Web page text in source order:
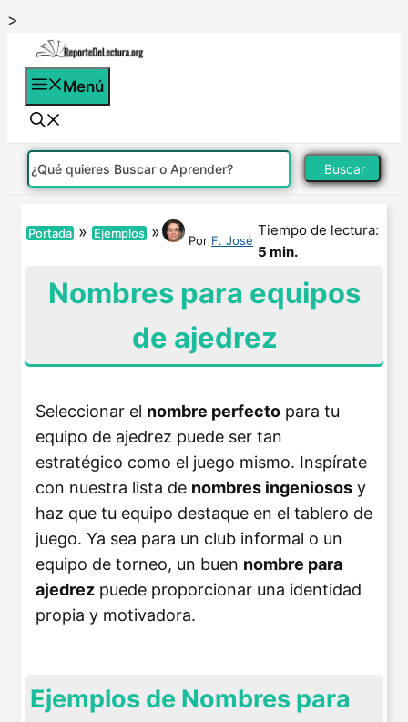
>
contenido
Menú
Buscar
Portada » Ejemplos » Por F. José
Tiempo de lectura:
5 min.
Nombres para equipos
de ajedrez
Seleccionar el nombre perfecto para tu
equipo de ajedrez puede ser tan
estratégico como el juego mismo. Inspírate
con nuestra lista de nombres ingeniosos y
haz que tu equipo destaque en el tablero de
juego. Ya sea para un club informal o un
equipo de torneo, un buen nombre para
ajedrez puede proporcionar una identidad
propia y motivadora.
Ejemplos de Nombres para